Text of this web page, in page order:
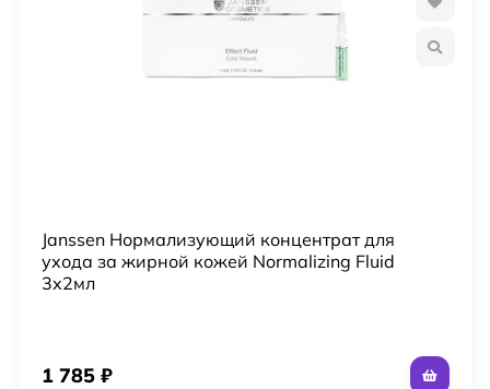
Janssen Нормализующий концентрат для
ухода за жирной кожей Normalizing Fluid
3х2мл
1 785 ₽